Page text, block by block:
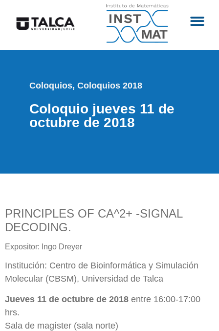
Coloquios, Coloquios 2018
Coloquio jueves 11 de
octubre de 2018
PRINCIPLES OF CA^2+ -SIGNAL
DECODING.
Expositor: Ingo Dreyer
Institución: Centro de Bioinformática y Simulación
Molecular (CBSM), Universidad de Talca
Jueves 11 de octubre de 2018 entre 16:00-17:00
hrs.
Sala de magíster (sala norte)